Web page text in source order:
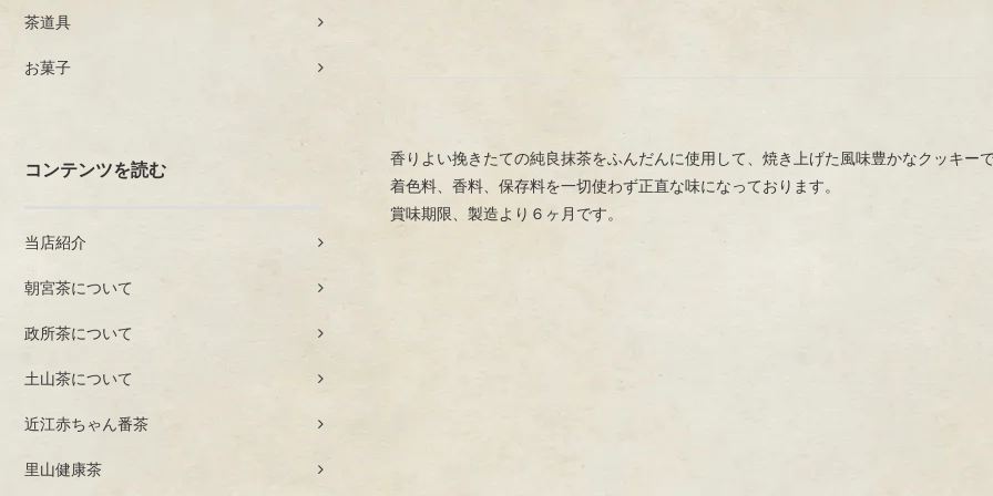
茶道具
お菓子
コンテンツを読む
当店紹介
朝宮茶について
政所茶について
土山茶について
近江赤ちゃん番茶
里山健康茶
香りよい挽きたての純良抹茶をふんだんに使用して、焼き上げた風味豊かなクッキー
着色料、香料、保存料を一切使わず正直な味になっております。
賞味期限、製造より６ヶ月です。